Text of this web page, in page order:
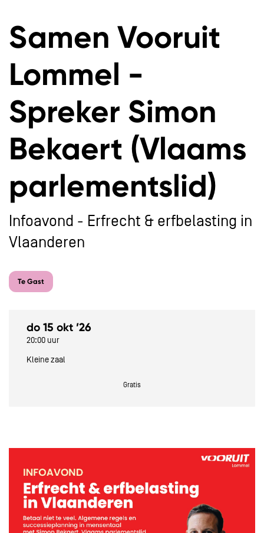
Samen Vooruit
Lommel -
Spreker Simon
Bekaert (Vlaams
parlementslid)
Infoavond - Erfrecht & erfbelasting in
Vlaanderen
Te Gast
do 15 okt ’26
20:00 uur
Kleine zaal
Gratis